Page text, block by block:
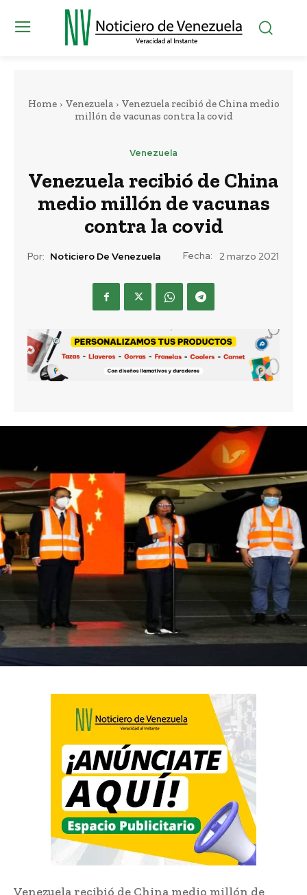
Home Venezuela
Venezuela recibió de China medio
millón de vacunas contra la covid
Venezuela
Venezuela recibió de China
medio millón de vacunas
contra la covid
Por: Noticiero De Venezuela Fecha: 2 marzo 2021
Venezuela recibió de China medio millón de